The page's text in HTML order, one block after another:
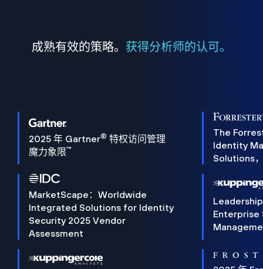
成熟有效的策略。 获得分析师的认可。
2025 年 Gartner® 特权访问管理
魔力象限™
The
Identity
Solutions
MarketScape：Worldwide
Integrated Solutions for Identity
Security 2025 Vendor
Assessment
Enterprise